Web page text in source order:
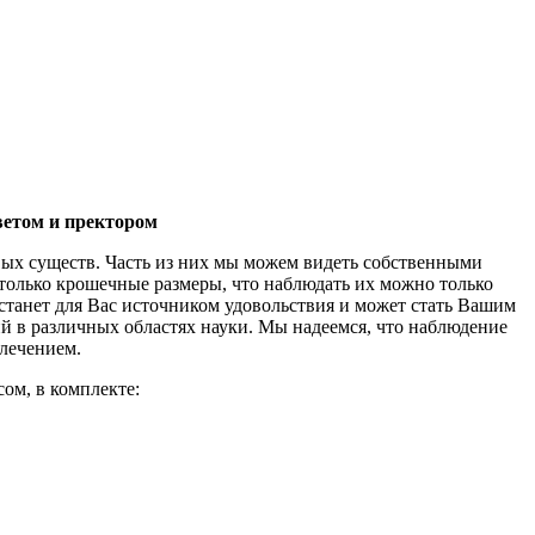
и пректором
существ. Часть из них мы можем видеть собственными
крошечные размеры, что наблюдать их можно только
для Вас источником удовольствия и может стать Вашим
в различных областях науки. Мы надеемся, что наблюдение
в комплекте: